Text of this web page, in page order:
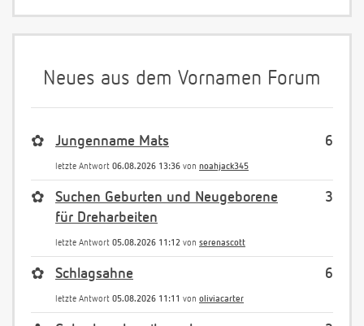
Neues aus dem Vornamen Forum
6
✿ Jungenname Mats
letzte Antwort 06.08.2026 13:36 von noahjack345
3
✿
Suchen Geburten und Neugeborene
für Dreharbeiten
letzte Antwort 05.08.2026 11:12 von serenascott
6
✿ Schlagsahne
letzte Antwort 05.08.2026 11:11 von oliviacarter